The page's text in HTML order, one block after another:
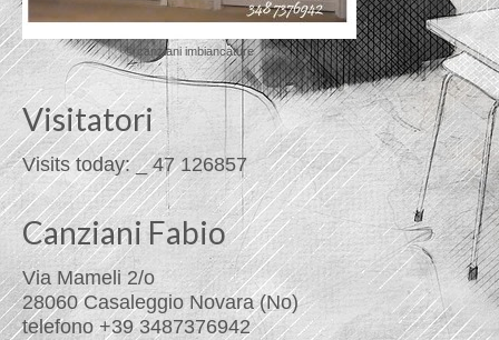
© canziani imbiancature
Visitatori
Visits today: _ 47 126857
Canziani Fabio
Via Mameli 2/o
28060 Casaleggio Novara (No)
telefono +39 3487376942